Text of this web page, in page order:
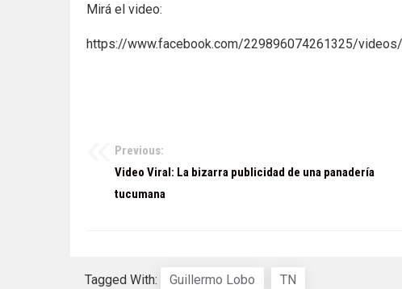
Mirá el video:
https://www.facebook.com/229896074261325/
Navegación
Previous:
Video Viral: La bizarra publicidad de una panadería
tucumana
Tagged With: Guillermo Lobo TN